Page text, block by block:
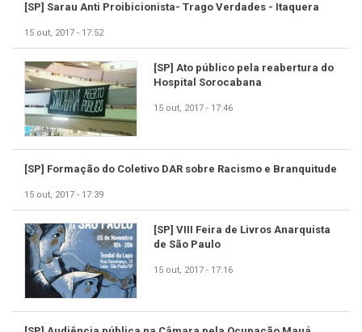
[SP] Sarau Anti Proibicionista- Trago Verdades - Itaquera
15 out, 2017 - 17:52
[SP] Ato público pela reabertura do
Hospital Sorocabana
15 out, 2017 - 17:46
[SP] Formação do Coletivo DAR sobre Racismo e Branquitude
15 out, 2017 - 17:39
[SP] VIII Feira de Livros Anarquista
de São Paulo
15 out, 2017 - 17:16